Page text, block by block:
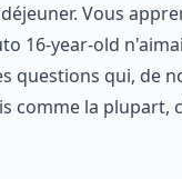
Vous
16-year-old
questions qui, de
comme la plupart,